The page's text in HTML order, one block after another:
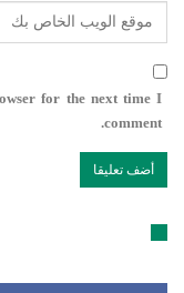
for the next time I
comment.